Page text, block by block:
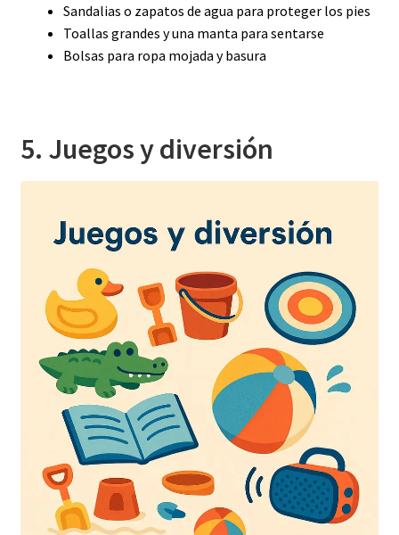
Sandalias o zapatos de agua para proteger los pies
Toallas grandes y una manta para sentarse
Bolsas para ropa mojada y basura
5. Juegos y diversión